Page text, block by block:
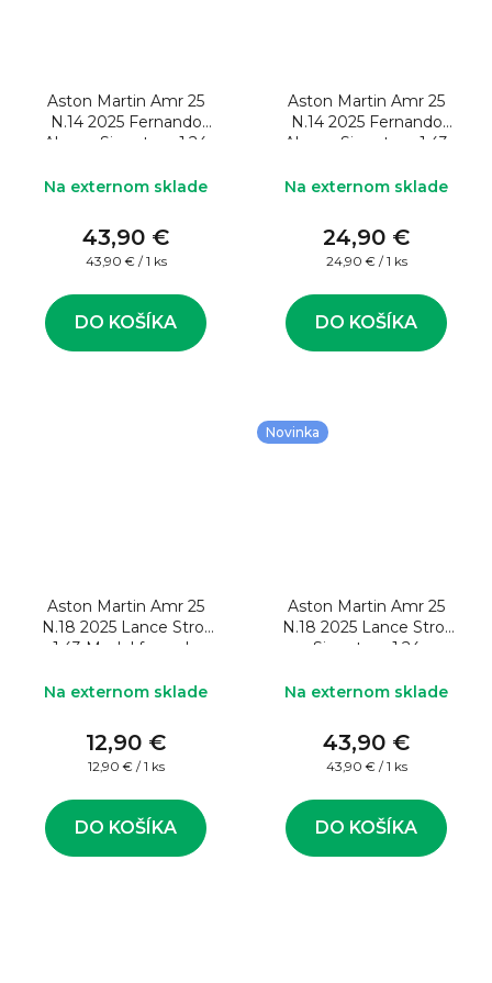
Aston Martin Amr 25
N.14 2025 Fernando
Alonso Signature 1:24
Na externom sklade
43,90 €
Jednotková
43,90 € / 1 ks
DO KOŠÍKA
Aston Martin Amr 25
N.14 2025 Fernando
Alonso Signature 1:43
Na externom sklade
24,90 €
Jednotková
24,90 € / 1 ks
DO KOŠÍKA
Aston Martin Amr 25
N.18 2025 Lance Stroll
1:43 Model formule
Na externom sklade
12,90 €
Jednotková
12,90 € / 1 ks
DO KOŠÍKA
Novinka
Aston Martin Amr 25
N.18 2025 Lance Stroll
Signature 1:24
Na externom sklade
43,90 €
Jednotková
43,90 € / 1 ks
DO KOŠÍKA